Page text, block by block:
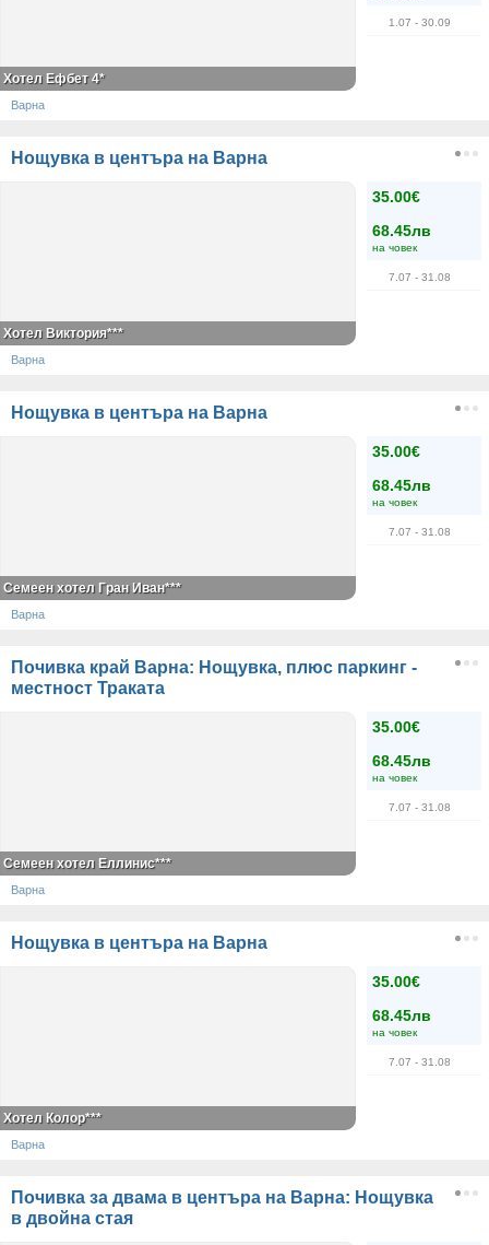
1.07 - 30.09
Хотел Ефбет 4*
Варна
Нощувка в центъра на Варна
35.00€
68.45лв
на човек
7.07 - 31.08
Хотел Виктория***
Варна
Нощувка в центъра на Варна
35.00€
68.45лв
на човек
7.07 - 31.08
Семеен хотел Гран Иван***
Варна
Почивка край Варна: Нощувка, плюс паркинг -
местност Траката
35.00€
68.45лв
на човек
7.07 - 31.08
Семеен хотел Еллинис***
Варна
Нощувка в центъра на Варна
35.00€
68.45лв
на човек
7.07 - 31.08
Хотел Колор***
Варна
Почивка за двама в центъра на Варна: Нощувка
в двойна стая